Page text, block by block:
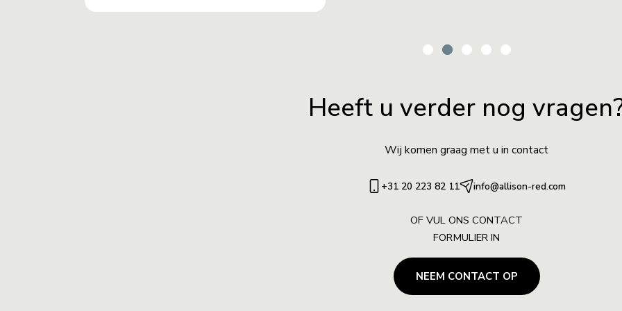
Heeft u verder nog
Wij komen graag met u in contact
+31 20 223 82 11 info@allison-red.com
OF VUL ONS CONTACT
FORMULIER IN
NEEM CONTACT OP